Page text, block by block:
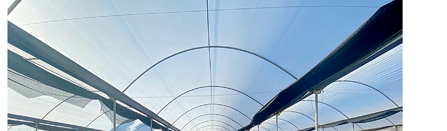
Un
Proyecto
de
Riego
Pionero
en
Chile